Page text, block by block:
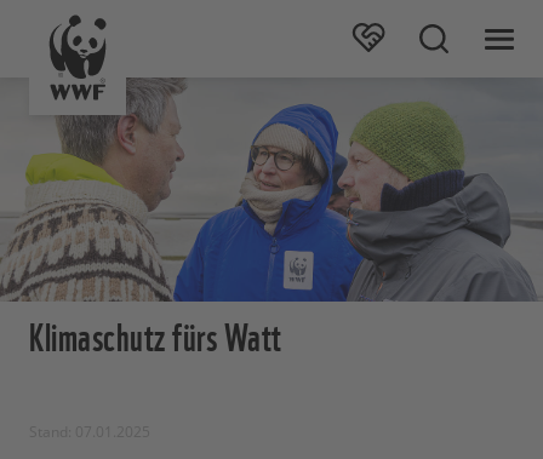
Klimaschutz fürs Watt